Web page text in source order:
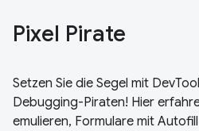
Pixel Pirate
Setzen Sie die Segel mit
Debugging-Piraten! Hier
emulieren, Formulare mit